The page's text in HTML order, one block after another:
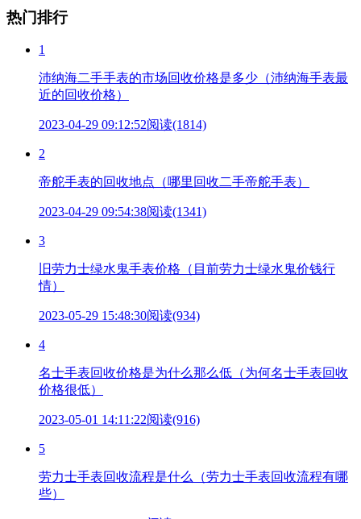
热门排行
1
沛纳海二手手表的市场回收价格是多少（沛纳海手表最
近的回收价格）
2023-04-29 09:12:52阅读(1814)
2
帝舵手表的回收地点（哪里回收二手帝舵手表）
2023-04-29 09:54:38阅读(1341)
3
旧劳力士绿水鬼手表价格（目前劳力士绿水鬼价钱行
情）
2023-05-29 15:48:30阅读(934)
4
名士手表回收价格是为什么那么低（为何名士手表回收
价格很低）
2023-05-01 14:11:22阅读(916)
5
劳力士手表回收流程是什么（劳力士手表回收流程有哪
些）